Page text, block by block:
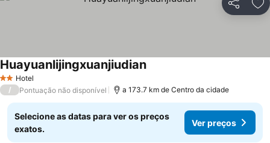
Partilhar
2 Estrelas
Hotel
Huayuanlijingxuanjiudian
/ Pontuação não disponível a 173.7 km de Centro da cidade
Selecione as datas para ver os preços
exatos.
Ver preços